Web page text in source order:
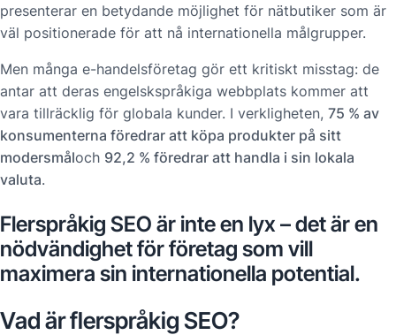
presenterar en betydande möjlighet för nätbutiker som är
väl positionerade för att nå internationella målgrupper.
Men många e-handelsföretag gör ett kritiskt misstag: de
antar att deras engelskspråkiga webbplats kommer att
vara tillräcklig för globala kunder. I verkligheten, 75 % av
konsumenterna föredrar att köpa produkter på sitt
modersmåloch 92,2 % föredrar att handla i sin lokala
valuta.
Flerspråkig SEO är inte en lyx – det är en
nödvändighet för företag som vill
maximera sin internationella potential.
Vad är flerspråkig SEO?